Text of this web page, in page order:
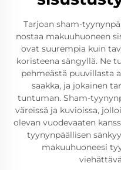
Tarjoan sham-
nostaa makuuhuoneen
ovat suurempia kuin
koristeena sängyllä. Ne
pehmeästä puuvillasta
saakka, ja jokainen
tuntuman. Sham-
väreissä ja kuvioissa,
olevan vuodevaaten
tyynynpäällisen
makuuhuoneesi